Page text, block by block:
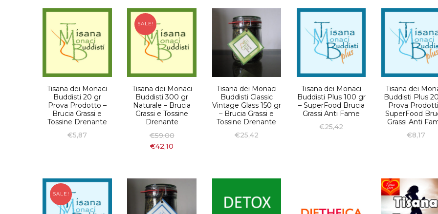
Tisana dei Monaci
Buddisti 20 gr
Prova Prodotto –
Brucia Grassi e
Tossine Drenante
€5,87
SALE!
Tisana dei Monaci
Buddisti 300 gr
Naturale – Brucia
Grassi e Tossine
Drenante
€59,00
€42,10
Tisana dei Monaci
Buddisti Classic
Vintage Glass 150 gr
– Brucia Grassi e
Tossine Drenante
€25,42
Tisana dei Monaci
Buddisti Plus 100 gr
– SuperFood Brucia
Grassi Anti Fame
€25,42
Tisana dei
Buddisti Plus
Prova
SuperFood
Grassi Anti
€8,17
SALE!